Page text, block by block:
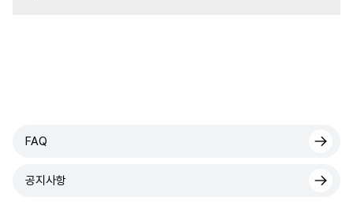
FAQ
공지사항